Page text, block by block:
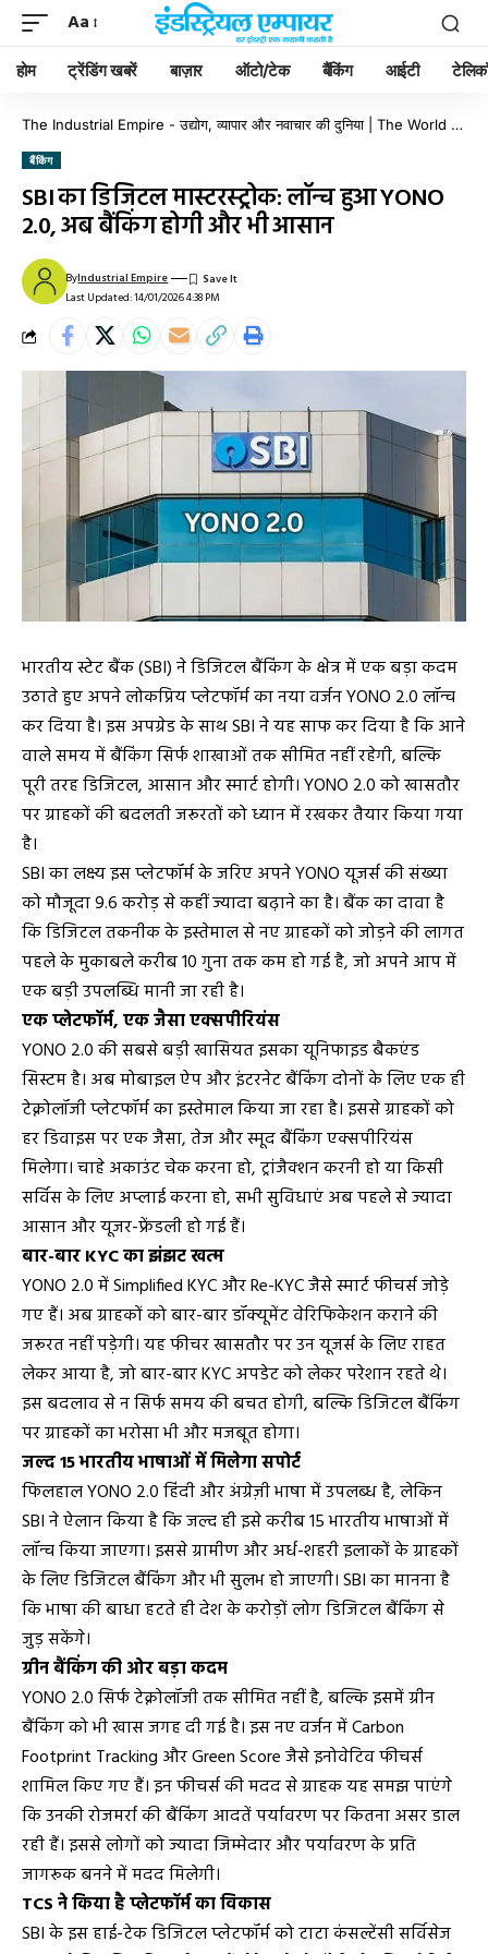
Aa
होम ट्रेंडिंग खबरें बाज़ार ऑटो/टेक बैंकिंग आईटी
The Industrial Empire - उद्योग, व्यापार और नवाचार की दुनिया | The World of Industry, Business & Innovation
बैंकिंग
SBI का डिजिटल मास्टरस्ट्रोक: लॉन्च हुआ YONO
2.0, अब बैंकिंग होगी और भी आसान
Last Updated: 14/01/2026 4:38 PM
ByIndustrial Empire
भारतीय स्टेट बैंक (SBI) ने डिजिटल बैंकिंग के क्षेत्र में एक बड़ा कदम
उठाते हुए अपने लोकप्रिय प्लेटफॉर्म का नया वर्जन YONO 2.0 लॉन्च
कर दिया है। इस अपग्रेड के साथ SBI ने यह साफ कर दिया है कि आने
वाले समय में बैंकिंग सिर्फ शाखाओं तक सीमित नहीं रहेगी, बल्कि
पूरी तरह डिजिटल, आसान और स्मार्ट होगी। YONO 2.0 को खासतौर
पर ग्राहकों की बदलती जरूरतों को ध्यान में रखकर तैयार किया गया
है।
SBI का लक्ष्य इस प्लेटफॉर्म के जरिए अपने YONO यूजर्स की संख्या
को मौजूदा 9.6 करोड़ से कहीं ज्यादा बढ़ाने का है। बैंक का दावा है
कि डिजिटल तकनीक के इस्तेमाल से नए ग्राहकों को जोड़ने की लागत
पहले के मुकाबले करीब 10 गुना तक कम हो गई है, जो अपने आप में
एक बड़ी उपलब्धि मानी जा रही है।
एक प्लेटफॉर्म, एक जैसा एक्सपीरियंस
YONO 2.0 की सबसे बड़ी खासियत इसका यूनिफाइड बैकएंड
सिस्टम है। अब मोबाइल ऐप और इंटरनेट बैंकिंग दोनों के लिए एक ही
टेक्नोलॉजी प्लेटफॉर्म का इस्तेमाल किया जा रहा है। इससे ग्राहकों को
हर डिवाइस पर एक जैसा, तेज और स्मूद बैंकिंग एक्सपीरियंस
मिलेगा। चाहे अकाउंट चेक करना हो, ट्रांजैक्शन करनी हो या किसी
सर्विस के लिए अप्लाई करना हो, सभी सुविधाएं अब पहले से ज्यादा
आसान और यूजर-फ्रेंडली हो गई हैं।
बार-बार KYC का झंझट खत्म
YONO 2.0 में Simplified KYC और Re-KYC जैसे स्मार्ट फीचर्स जोड़े
गए हैं। अब ग्राहकों को बार-बार डॉक्यूमेंट वेरिफिकेशन कराने की
जरूरत नहीं पड़ेगी। यह फीचर खासतौर पर उन यूजर्स के लिए राहत
लेकर आया है, जो बार-बार KYC अपडेट को लेकर परेशान रहते थे।
इस बदलाव से न सिर्फ समय की बचत होगी, बल्कि डिजिटल बैंकिंग
पर ग्राहकों का भरोसा भी और मजबूत होगा।
जल्द 15 भारतीय भाषाओं में मिलेगा सपोर्ट
फिलहाल YONO 2.0 हिंदी और अंग्रेज़ी भाषा में उपलब्ध है, लेकिन
SBI ने ऐलान किया है कि जल्द ही इसे करीब 15 भारतीय भाषाओं में
लॉन्च किया जाएगा। इससे ग्रामीण और अर्ध-शहरी इलाकों के ग्राहकों
के लिए डिजिटल बैंकिंग और भी सुलभ हो जाएगी। SBI का मानना है
कि भाषा की बाधा हटते ही देश के करोड़ों लोग डिजिटल बैंकिंग से
जुड़ सकेंगे।
ग्रीन बैंकिंग की ओर बड़ा कदम
YONO 2.0 सिर्फ टेक्नोलॉजी तक सीमित नहीं है, बल्कि इसमें ग्रीन
बैंकिंग को भी खास जगह दी गई है। इस नए वर्जन में Carbon
Footprint Tracking और Green Score जैसे इनोवेटिव फीचर्स
शामिल किए गए हैं। इन फीचर्स की मदद से ग्राहक यह समझ पाएंगे
कि उनकी रोजमर्रा की बैंकिंग आदतें पर्यावरण पर कितना असर डाल
रही हैं। इससे लोगों को ज्यादा जिम्मेदार और पर्यावरण के प्रति
जागरूक बनने में मदद मिलेगी।
TCS ने किया है प्लेटफॉर्म का विकास
SBI के इस हाई-टेक डिजिटल प्लेटफॉर्म को टाटा कंसल्टेंसी सर्विसेज